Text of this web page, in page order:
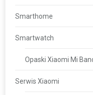
Smarthome
Smartwatch
Opaski Xiaomi Mi
Serwis Xiaomi